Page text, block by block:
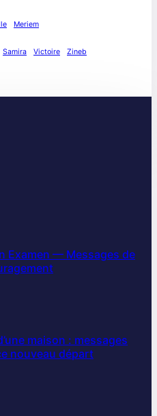
Meriem
Samira Victoire Zineb
Examen — Messages de
maison : messages
nouveau départ